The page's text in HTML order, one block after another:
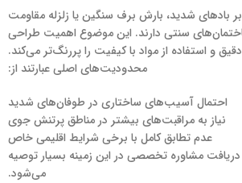
بادهای شدید، بارش برف سنگین یا زلزله مقاومت
سنتی دارند. این موضوع اهمیت طراحی
و استفاده از مواد با کیفیت را پررنگ‌تر می‌کند.
محدودیت‌های اصلی عبارتند از:
احتمال آسیب‌های ساختاری در طوفان‌های شدید
نیاز به مراقبت‌های بیشتر در مناطق پرتنش جوی
عدم تطابق کامل با برخی شرایط اقلیمی خاص
مشاوره تخصصی در این زمینه بسیار توصیه
می‌شود.